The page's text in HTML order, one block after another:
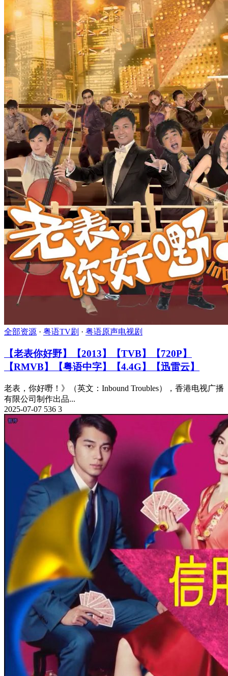
全部资源 · 粤语TV剧 · 粤语原声电视剧
【老表你好野】【2013】【TVB】【720P】
【RMVB】【粤语中字】【4.4G】【迅雷云】
老表，你好嘢！》（英文：Inbound Troubles），香港电视广播
有限公司制作出品...
2025-07-07 536 3